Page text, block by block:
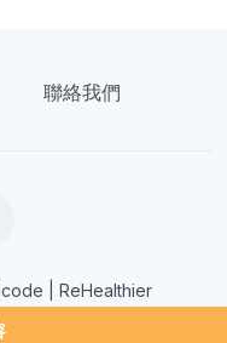
聯絡我們
| ReHealthier